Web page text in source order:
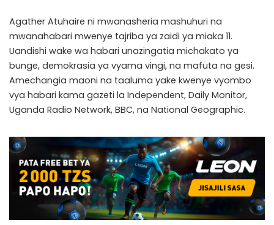
Agather Atuhaire ni mwanasheria mashuhuri na
mwanahabari mwenye tajriba ya zaidi ya miaka 11.
Uandishi wake wa habari unazingatia michakato ya
bunge, demokrasia ya vyama vingi, na mafuta na gesi.
Amechangia maoni na taaluma yake kwenye vyombo
vya habari kama gazeti la Independent, Daily Monitor,
Uganda Radio Network, BBC, na National Geographic.